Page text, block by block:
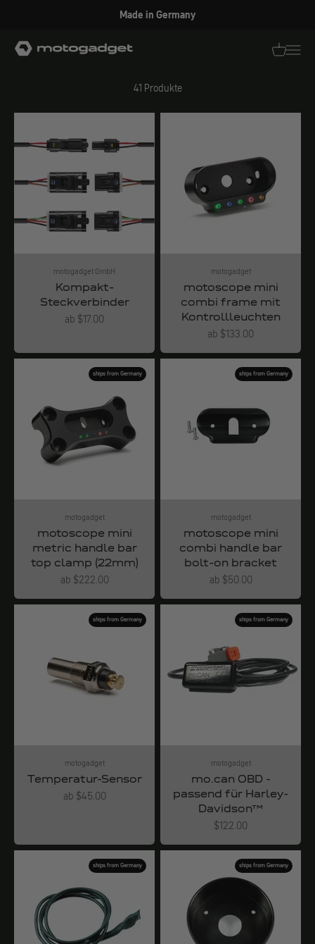
Welcome to our U.S. Store
motogadget GmbH
41 Produkte
motogadget GmbH
Kompakt-
Steckverbinder
Angebot
ab $17.00
motogadget
motoscope mini
combi frame mit
Kontrollleuchten
Angebot
ab $133.00
ships from Germany
motogadget
motoscope mini
metric handle bar
top clamp (22mm)
Angebot
ab $222.00
ships from Germany
motogadget
motoscope mini
combi handle bar
bolt-on bracket
Angebot
ab $50.00
ships from Germany
motogadget
Temperatur-Sensor
Angebot
ab $45.00
ships from Germany
motogadget
mo.can OBD -
passend für Harley-
Davidson™
Angebot
$122.00
ships from Germany ships from Germany